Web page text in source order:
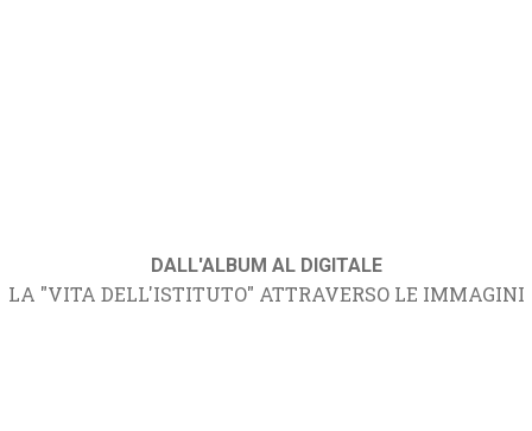
DALL'ALBUM AL DIGITALE
LA "VITA DELL'ISTITUTO" ATTRAVERSO LE IMMAGINI